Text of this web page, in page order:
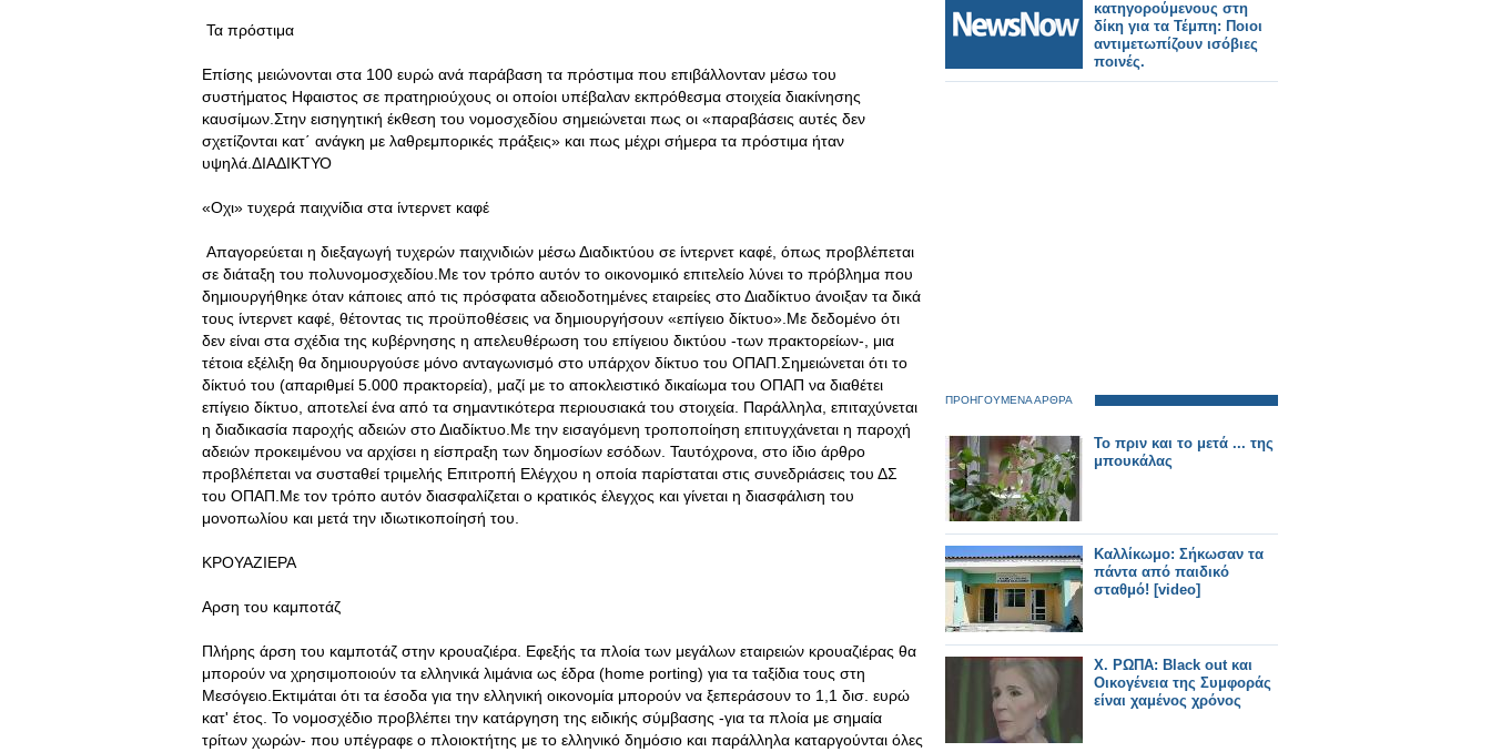
Τα πρόστιμα
Επίσης μειώνονται στα 100 ευρώ ανά παράβαση τα πρόστιμα που επιβάλλονταν μέσω του
συστήματος Ηφαιστος σε πρατηριούχους οι οποίοι υπέβαλαν εκπρόθεσμα στοιχεία διακίνησης
καυσίμων.Στην εισηγητική έκθεση του νομοσχεδίου σημειώνεται πως οι «παραβάσεις αυτές δεν
σχετίζονται κατ΄ ανάγκη με λαθρεμπορικές πράξεις» και πως μέχρι σήμερα τα πρόστιμα ήταν
υψηλά.ΔΙΑΔΙΚΤΥΟ
«Οχι» τυχερά παιχνίδια στα ίντερνετ καφέ
Απαγορεύεται η διεξαγωγή τυχερών παιχνιδιών μέσω Διαδικτύου σε ίντερνετ καφέ, όπως προβλέπεται
σε διάταξη του πολυνομοσχεδίου.Με τον τρόπο αυτόν το οικονομικό επιτελείο λύνει το πρόβλημα που
δημιουργήθηκε όταν κάποιες από τις πρόσφατα αδειοδοτημένες εταιρείες στο Διαδίκτυο άνοιξαν τα δικά
τους ίντερνετ καφέ, θέτοντας τις προϋποθέσεις να δημιουργήσουν «επίγειο δίκτυο».Με δεδομένο ότι
δεν είναι στα σχέδια της κυβέρνησης η απελευθέρωση του επίγειου δικτύου -των πρακτορείων-, μια
τέτοια εξέλιξη θα δημιουργούσε μόνο ανταγωνισμό στο υπάρχον δίκτυο του ΟΠΑΠ.Σημειώνεται ότι το
δίκτυό του (απαριθμεί 5.000 πρακτορεία), μαζί με το αποκλειστικό δικαίωμα του ΟΠΑΠ να διαθέτει
επίγειο δίκτυο, αποτελεί ένα από τα σημαντικότερα περιουσιακά του στοιχεία. Παράλληλα, επιταχύνεται
η διαδικασία παροχής αδειών στο Διαδίκτυο.Με την εισαγόμενη τροποποίηση επιτυγχάνεται η παροχή
αδειών προκειμένου να αρχίσει η είσπραξη των δημοσίων εσόδων. Ταυτόχρονα, στο ίδιο άρθρο
προβλέπεται να συσταθεί τριμελής Επιτροπή Ελέγχου η οποία παρίσταται στις συνεδριάσεις του ΔΣ
του ΟΠΑΠ.Με τον τρόπο αυτόν διασφαλίζεται ο κρατικός έλεγχος και γίνεται η διασφάλιση του
μονοπωλίου και μετά την ιδιωτικοποίησή του.
ΚΡΟΥΑΖΙΕΡΑ
Αρση του καμποτάζ
Πλήρης άρση του καμποτάζ στην κρουαζιέρα. Εφεξής τα πλοία των μεγάλων εταιρειών κρουαζιέρας θα
μπορούν να χρησιμοποιούν τα ελληνικά λιμάνια ως έδρα (home porting) για τα ταξίδια τους στη
Μεσόγειο.Εκτιμάται ότι τα έσοδα για την ελληνική οικονομία μπορούν να ξεπεράσουν το 1,1 δισ. ευρώ
κατ' έτος. Το νομοσχέδιο προβλέπει την κατάργηση της ειδικής σύμβασης -για τα πλοία με σημαία
τρίτων χωρών- που υπέγραφε ο πλοιοκτήτης με το ελληνικό δημόσιο και παράλληλα καταργούνται όλες
κατηγορούμενους στη
δίκη για τα Τέμπη: Ποιοι
αντιμετωπίζουν ισόβιες
ποινές.
ΠΡΟΗΓΟΥΜΕΝΑ ΑΡΘΡΑ
Το πριν και το μετά ... της
μπουκάλας
Kαλλίκωμο: Σήκωσαν τα
πάντα από παιδικό
σταθμό! [video]
Χ. ΡΩΠΑ: Black out και
Οικογένεια της Συμφοράς
είναι χαμένος χρόνος